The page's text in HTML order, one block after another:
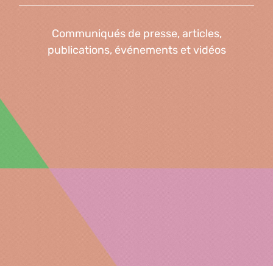
Communiqués de presse, articles,
publications, événements et vidéos